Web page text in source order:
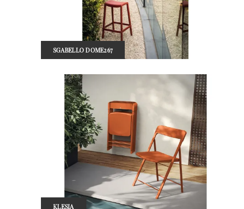
SGABELLO DOME267
KLESIA